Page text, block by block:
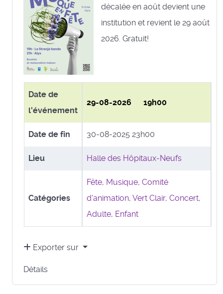
décalée en août devient une
institution et revient le 29 août
2026. Gratuit!
Date de
l'événement
29-08-2026 19h00
Date de fin 30-08-2025 23h00
Lieu Halle des Hôpitaux-Neufs
Catégories
Fête, Musique, Comité
d'animation, Vert Clair, Concert,
Adulte, Enfant
Exporter sur
Détails